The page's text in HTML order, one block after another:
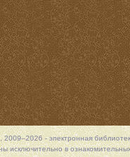
2009–2026 - электронная
исключительно в